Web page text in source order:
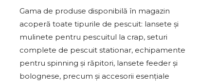
Gama de produse disponibilă în magazin
acoperă toate tipurile de pescuit: lansete și
mulinete pentru pescuitul la crap, seturi
complete de pescuit stationar, echipamente
pentru spinning și răpitori, lansete feeder și
bolognese, precum și accesorii esențiale